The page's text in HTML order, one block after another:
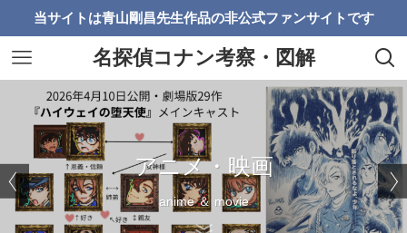
当サイトは青山剛昌先生作品の非公式ファンサイトです
名探偵コナン考察・図解
情報資料館
museum
ストーリー考察・感想
story
相関図・組織図・リスト
zukai
アニメ・映画
anime ＆ movie